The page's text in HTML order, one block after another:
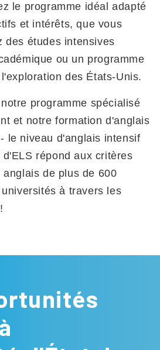
le programme idéal adapté
et intérêts, que vous
des études intensives
ou un programme
des États-Unis.
programme spécialisé
et notre formation d'anglais
le niveau d'anglais intensif
d'ELS répond aux critères
anglais de plus de 600
à travers les